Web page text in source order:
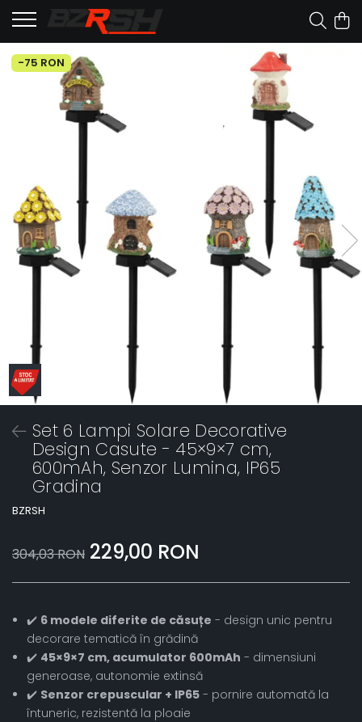
-75 RON
Set 6 Lampi Solare Decorative
Design Casute - 45×9×7 cm,
600mAh, Senzor Lumina, IP65
Gradina
BZRSH
304,03 RON 229,00 RON
✔️ 6 modele diferite de căsuțe - design unic pentru
decorare tematică în grădină
✔️ 45×9×7 cm, acumulator 600mAh - dimensiuni
generoase, autonomie extinsă
✔️ Senzor crepuscular + IP65 - pornire automată la
întuneric, rezistentă la ploaie